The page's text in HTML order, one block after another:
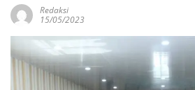
Redaksi
15/05/2023